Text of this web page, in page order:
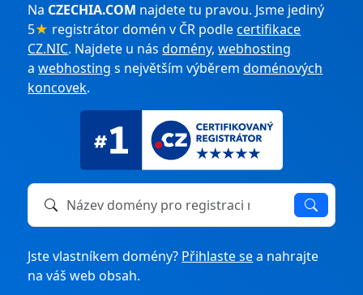
Na CZECHIA.COM najdete tu pravou. Jsme jediný
5★ registrátor domén v ČR podlecertifikace
CZ.NIC. Najdete u násdomény,webhosting
awebhosting s největším výběremdoménových
koncovek.
Název domény k registraci nebo převodu
Jste vlastníkem domény? Přihlaste sea nahrajte
na váš web obsah.